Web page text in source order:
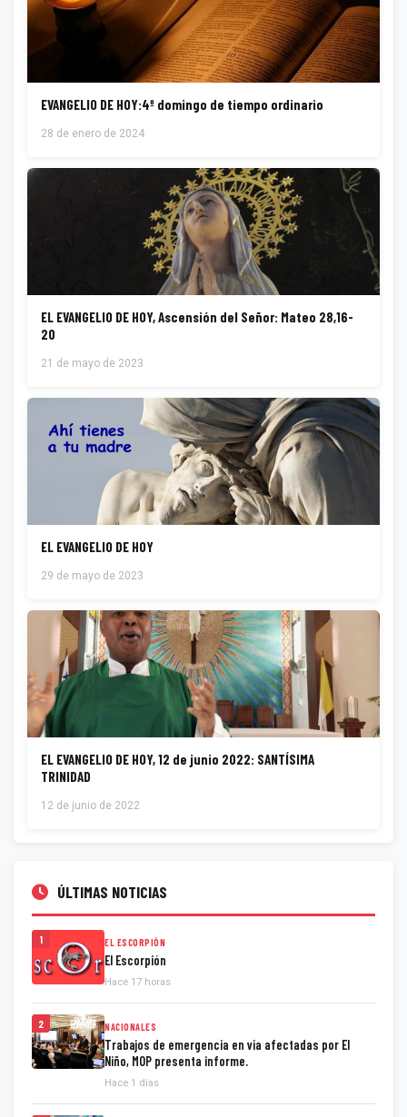
EVANGELIO DE HOY:4º domingo de tiempo ordinario
28 de enero de 2024
EL EVANGELIO DE HOY, Ascensión del Señor: Mateo 28,16-
20
21 de mayo de 2023
EL EVANGELIO DE HOY
29 de mayo de 2023
EL EVANGELIO DE HOY, 12 de junio 2022: SANTÍSIMA
TRINIDAD
12 de junio de 2022
ÚLTIMAS NOTICIAS
1 EL ESCORPIÓN
El Escorpión
Hace 17 horas
2 NACIONALES
Trabajos de emergencia en via afectadas por El
Niño, MOP presenta informe.
Hace 1 días